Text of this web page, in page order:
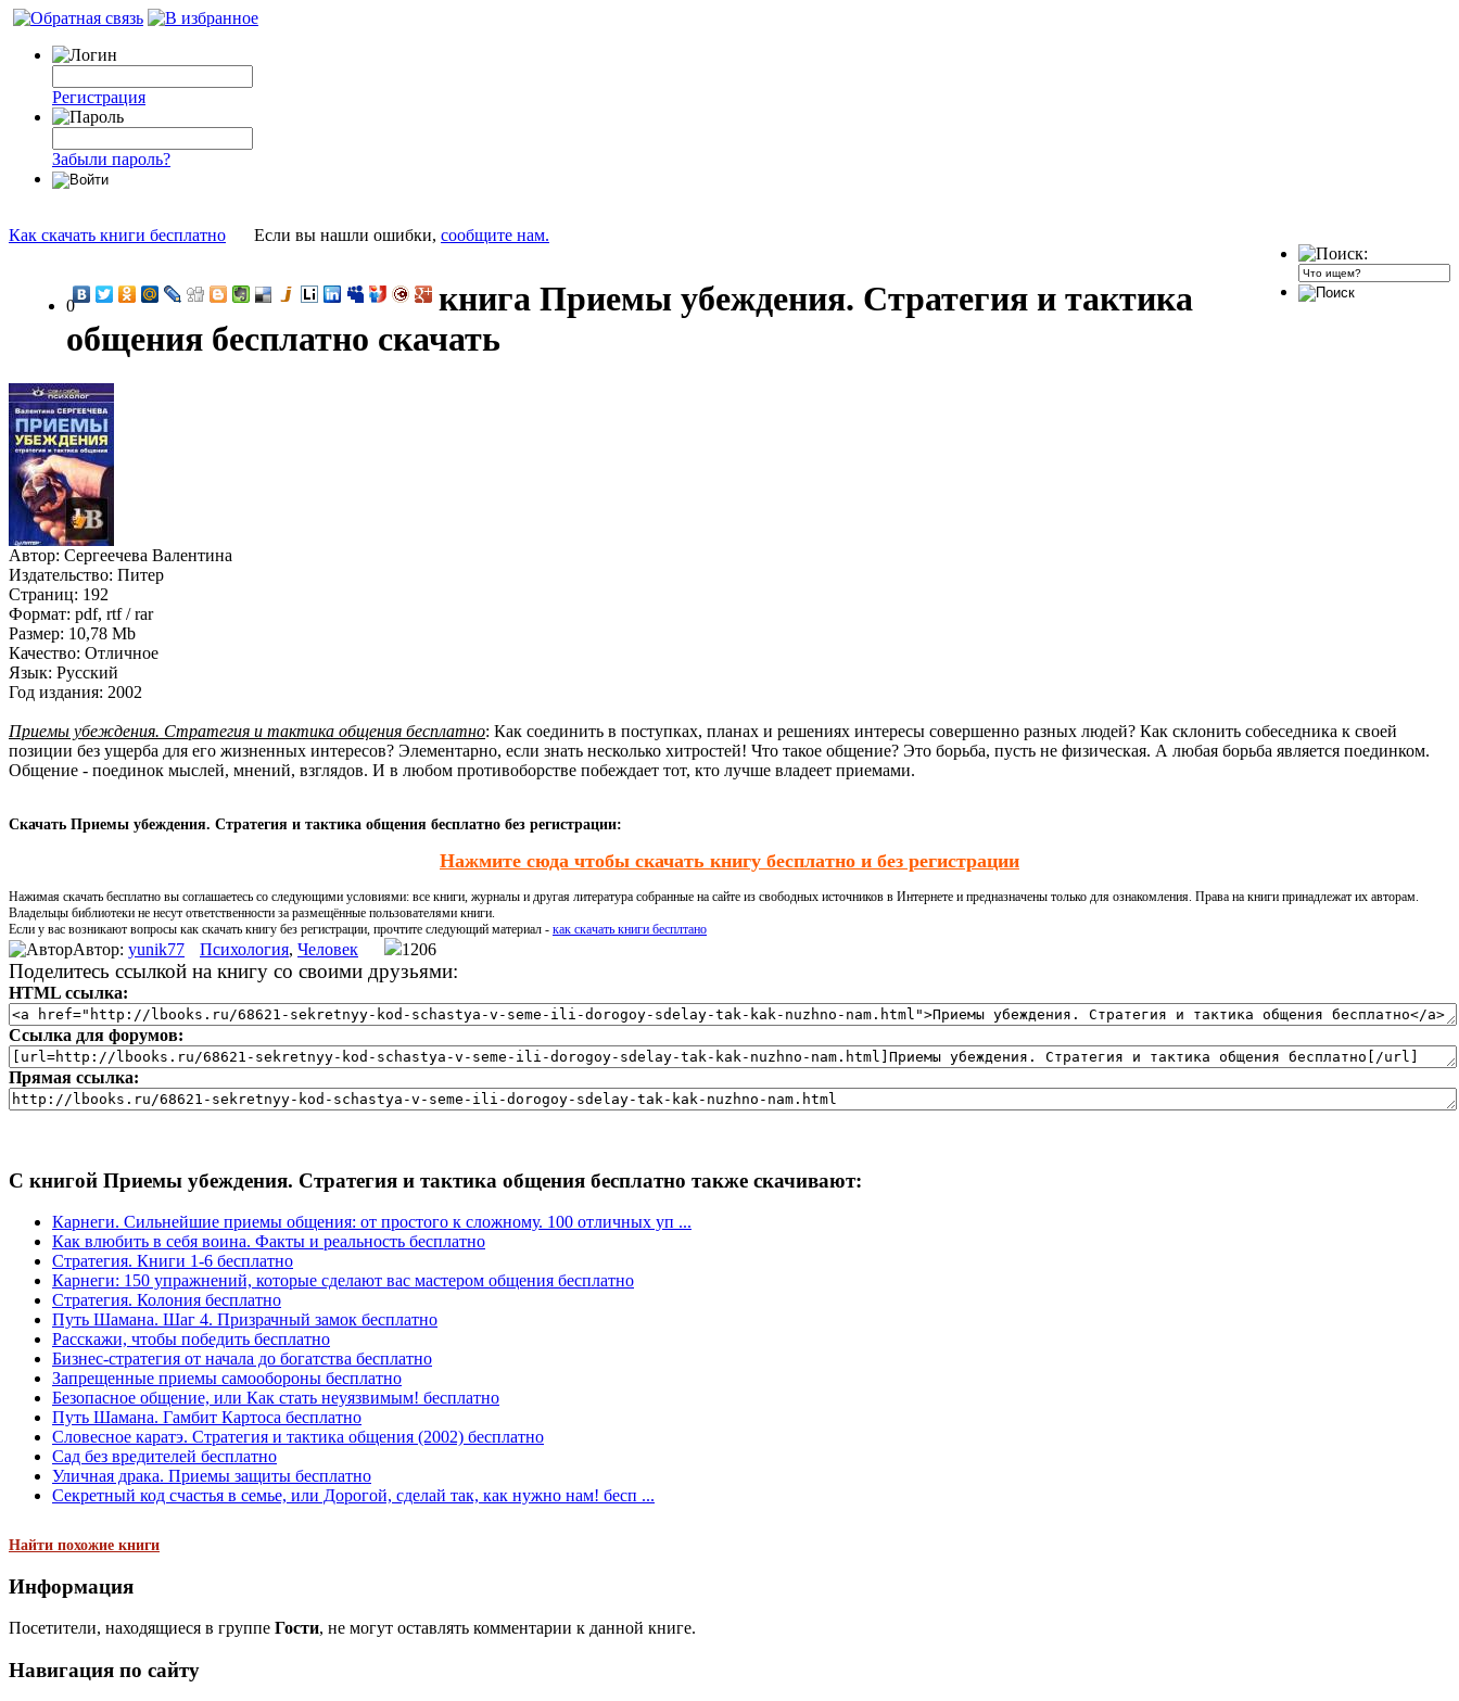
Регистрация
Забыли пароль?
Как скачать книги бесплатно Если вы нашли ошибки, сообщите нам.
0
книга Приемы убеждения. Стратегия и тактика
общения бесплатно скачать
Автор: Сергеечева Валентина
Издательство: Питер
Страниц: 192
Формат: pdf, rtf / rar
Размер: 10,78 Mb
Качество: Отличное
Язык: Русский
Год издания: 2002
Приемы убеждения. Стратегия и тактика общения бесплатно: Как соединить в поступках, планах и решениях интересы совершенно разных людей? Как склонить собеседника к своей
позиции без ущерба для его жизненных интересов? Элементарно, если знать несколько хитростей! Что такое общение? Это борьба, пусть не физическая. А любая борьба является поединком.
Общение - поединок мыслей, мнений, взглядов. И в любом противоборстве побеждает тот, кто лучше владеет приемами.
Скачать Приемы убеждения. Стратегия и тактика общения бесплатно без регистрации:
Нажмите сюда чтобы скачать книгу бесплатно и без регистрации
Нажимая скачать бесплатно вы соглашаетесь со следующими условиями: все книги, журналы и другая литература собранные на сайте из свободных источников в Интернете и предназначены только для ознакомления. Права на книги принадлежат их авторам.
Владельцы библиотеки не несут ответственности за размещённые пользователями книги.
Если у вас возникают вопросы как скачать книгу без регистрации, прочтите следующий материал - как скачать книги бесплтано
Автор: yunik77 Психология, Человек 1206
Поделитесь ссылкой на книгу со своими друзьями:
HTML ссылка:
Ссылка для форумов:
Прямая ссылка:
С книгой Приемы убеждения. Стратегия и тактика общения бесплатно также скачивают:
Карнеги. Сильнейшие приемы общения: от простого к сложному. 100 отличных уп ...
Как влюбить в себя воина. Факты и реальность бесплатно
Стратегия. Книги 1-6 бесплатно
Карнеги: 150 упражнений, которые сделают вас мастером общения бесплатно
Стратегия. Колония бесплатно
Путь Шамана. Шаг 4. Призрачный замок бесплатно
Расскажи, чтобы победить бесплатно
Бизнес-стратегия от начала до богатства бесплатно
Запрещенные приемы самообороны бесплатно
Безопасное общение, или Как стать неуязвимым! бесплатно
Путь Шамана. Гамбит Картоса бесплатно
Словесное каратэ. Стратегия и тактика общения (2002) бесплатно
Сад без вредителей бесплатно
Уличная драка. Приемы защиты бесплатно
Секретный код счастья в семье, или Дорогой, сделай так, как нужно нам! бесп ...
Найти похожие книги
Информация
Посетители, находящиеся в группе Гости, не могут оставлять комментарии к данной книге.
Навигация по сайту